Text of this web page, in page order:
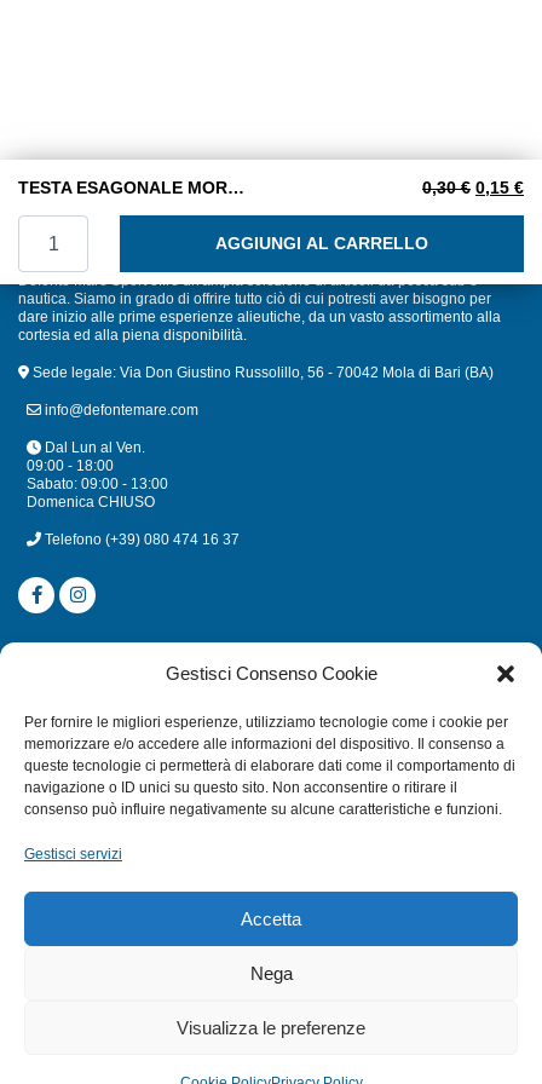
Gestisci Consenso Cookie
Per fornire le migliori esperienze, utilizziamo tecnologie come i cookie per
memorizzare e/o accedere alle informazioni del dispositivo. Il consenso a
queste tecnologie ci permetterà di elaborare dati come il comportamento di
navigazione o ID unici su questo sito. Non acconsentire o ritirare il
consenso può influire negativamente su alcune caratteristiche e funzioni.
Gestisci servizi
Accetta
Nega
Visualizza le preferenze
TESTA ESAGONALE MORDENTE 6X60 INOX A2 0,30€ Il
0,15 €Il
AGGIUNGI AL CARRELLO
Defonte Mare Sport offre un'ampia selezione di articoli da pesca sub e
nautica. Siamo in grado di offrire tutto ciò di cui potresti aver bisogno per
dare inizio alle prime esperienze alieutiche, da un vasto assortimento alla
cortesia ed alla piena disponibilità.
Sede legale: Via Don Giustino Russolillo, 56 - 70042 Mola di Bari (BA)
info@defontemare.com
Dal Lun al Ven.
09:00 - 18:00
Sabato: 09:00 - 13:00
Domenica CHIUSO
Telefono (+39) 080 474 16 37
CATEGORIE
MULINELLI
CANNE
ACCESSORI NAUTICI
TERMINI E CONDIZIONI